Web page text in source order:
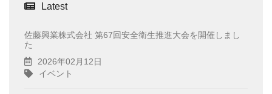
Latest
佐藤興業株式会社 第67回安全衛生推進大会を開催しまし
た
2026年02月12日
イベント